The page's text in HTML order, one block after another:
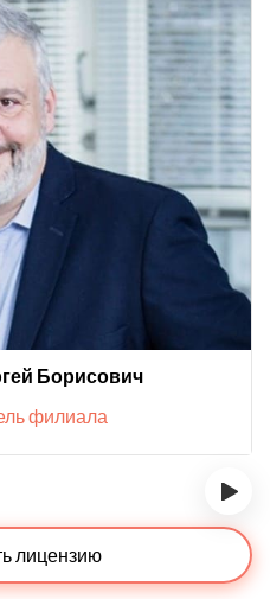
Борисович
филиала
›
лицензию